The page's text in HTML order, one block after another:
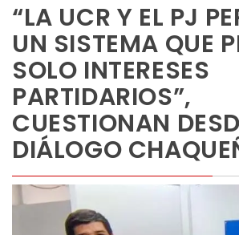
“LA UCR Y EL PJ
UN SISTEMA QUE
SOLO INTERESES
PARTIDARIOS”,
CUESTIONAN
DIÁLOGO